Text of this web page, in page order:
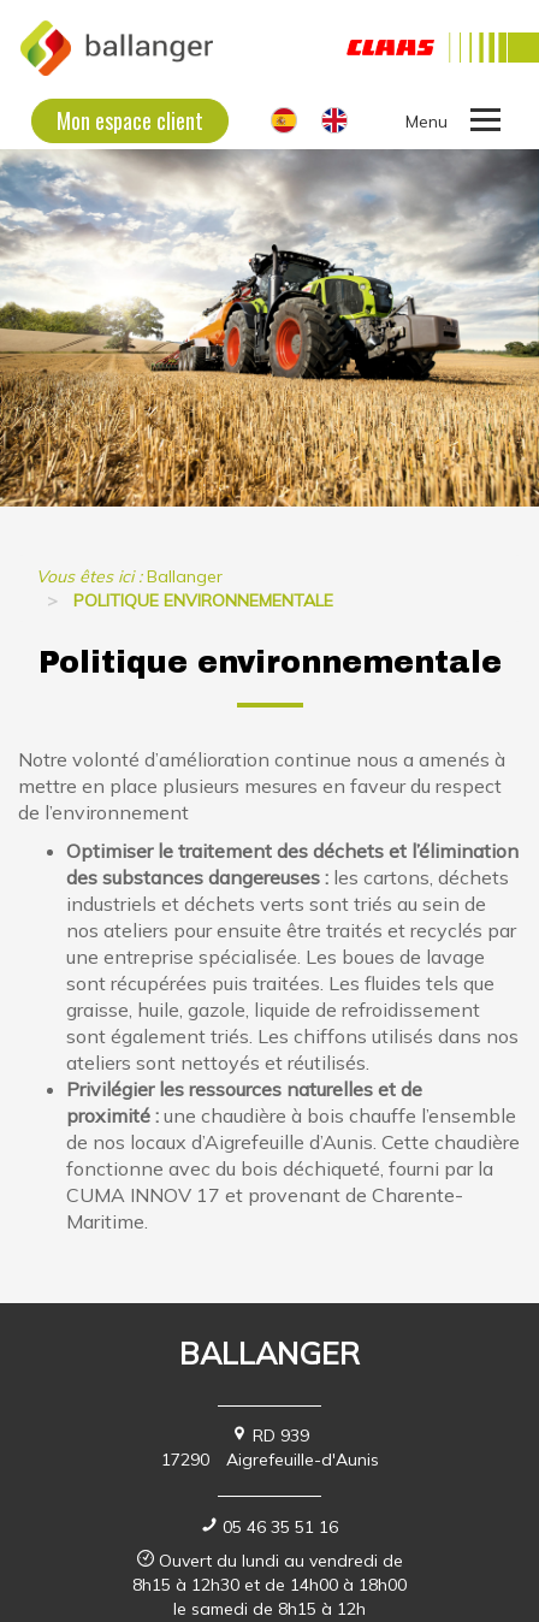
Mon espace client
Ouvrir
le
L'ENTREPRISE BALLANGER
MATÉRIELS D’OCCASION
MATÉRIELS NEUFS
RECRUTEMENT
CONTACT
Vous êtes ici :Ballanger
POLITIQUE ENVIRONNEMENTALE
Politique environnementale
Notre volonté d’amélioration continue nous a amenés à
mettre en place plusieurs mesures en faveur du respect
de l’environnement
Optimiser le traitement des déchets et l’élimination
des substances dangereuses : les cartons, déchets
industriels et déchets verts sont triés au sein de
nos ateliers pour ensuite être traités et recyclés par
une entreprise spécialisée. Les boues de lavage
sont récupérées puis traitées. Les fluides tels que
graisse, huile, gazole, liquide de refroidissement
sont également triés. Les chiffons utilisés dans nos
ateliers sont nettoyés et réutilisés.
Privilégier les ressources naturelles et de
proximité : une chaudière à bois chauffe l’ensemble
de nos locaux d’Aigrefeuille d’Aunis. Cette chaudière
fonctionne avec du bois déchiqueté, fourni par la
CUMA INNOV 17 et provenant de Charente-
Maritime.
BALLANGER
RD 939
17290
Aigrefeuille-d'Aunis
05 46 35 51 16
Ouvert du lundi au vendredi de
8h15 à 12h30 et de 14h00 à 18h00
le samedi de 8h15 à 12h